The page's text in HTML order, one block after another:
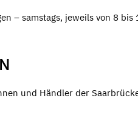
– samstags, jeweils von 8
und Händler der